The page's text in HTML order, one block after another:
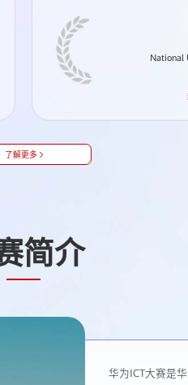
National
了解更多
简介
华为ICT大赛是